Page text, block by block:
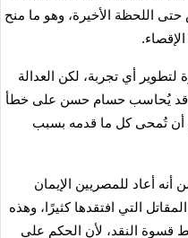
حتى اللحظة الأخيرة، وهو ما منح
.
لتطوير أي تجربة، لكن العدالة
قد يُحاسب حسام حسن على خطأ
أن تُمحى كل ما قدمه بسبب
أنه أعاد للمصريين الإيمان
التي افتقدها كثيرًا، وهذه
النقد، لأن الحكم على